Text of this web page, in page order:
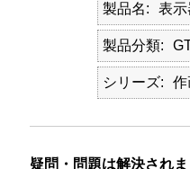
製品名 表示
製品分類
シリーズ 作
疑問・問題は解決され